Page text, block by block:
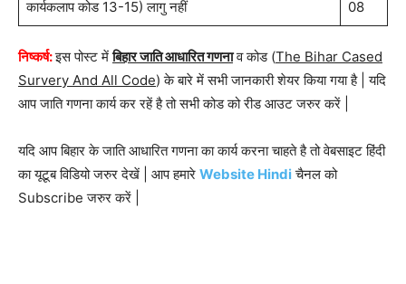
कार्यकलाप कोड 13-15) लागु नहीं 08
निष्कर्ष:इस पोस्ट मेंबिहार जाति आधारित गणनाव कोड (The Bihar Cased
Survery And All Code) के बारे में सभी जानकारी शेयर किया गया है | यदि
आप जाति गणना कार्य कर रहें है तो सभी कोड को रीड आउट जरुर करें |
यदि आप बिहार के जाति आधारित गणना का कार्य करना चाहते है तो वेबसाइट हिंदी
का यूटूब विडियो जरुर देखें | आप हमारे Website Hindiचैनल को
Subscribe जरुर करें |